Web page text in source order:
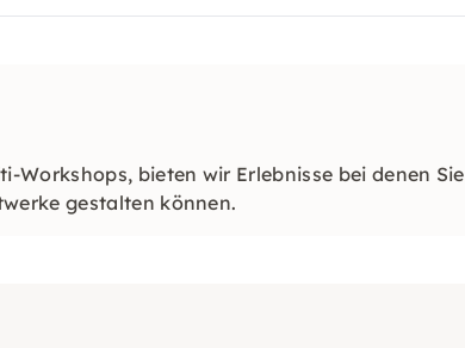
bieten wir Erlebnisse bei denen Sie
gestalten können.